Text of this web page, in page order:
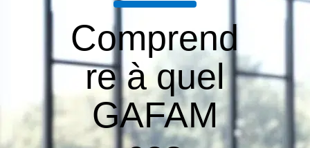
Comprend
re à quel
GAFAM